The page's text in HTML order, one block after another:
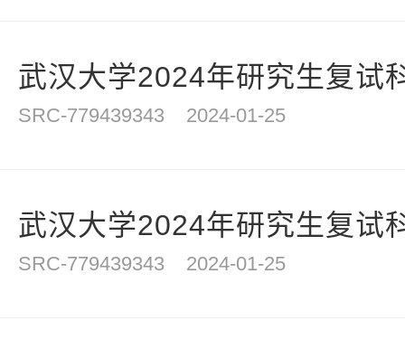
武汉大学2024年研究生复试
SRC-779439343 2024-01-25
武汉大学2024年研究生复试
SRC-779439343 2024-01-25